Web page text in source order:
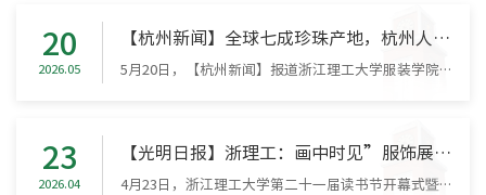
20
2026.05
【杭州新闻】全球七成珍珠产地，杭州人也爱来“买买买”！这场“珠光”盛宴承包你的“5·20”
5月20日，【杭州新闻】报道浙江理工大学服装学院时尚大秀。原文如下：全球七成珍珠产地，杭州人也爱来“买买买”！这场“珠光”盛宴承包你的“5·20”5月20日一早，位于诸暨山下湖镇的华东国际珠宝城里已忙碌起来。许多店铺里，店员们忙着理货、打包、招呼客人。“妈妈链、小米链都是最近的热门款式。像这条4-5毫米的，去年要四五百元，现在160元就给你们了。”在昕悦珍珠店铺里，老板陈文博一边给客人试戴珍珠项链，一边抽空对...
23
2026.04
【光明日报】浙理工：画中时见”服饰展激活千年衣冠文脉
4月23日，浙江理工大学第二十一届读书节开幕式暨“画中时见：中华服饰展”拉开帷幕。